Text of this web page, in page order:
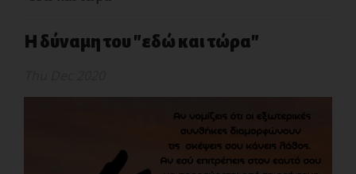
Η δύναμη του "εδώ και τώρα"